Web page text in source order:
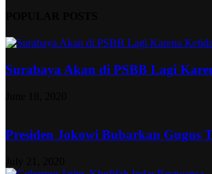
Surabaya Akan di PSBB Lagi
Presiden Jokowi Bubarkan Gugus